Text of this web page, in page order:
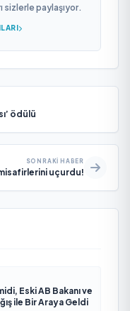
sizlerle paylaşıyor.
ödülü
SONRAKI HABER
uçurdu!
Eski AB Bakanı ve
ile Bir Araya Geldi